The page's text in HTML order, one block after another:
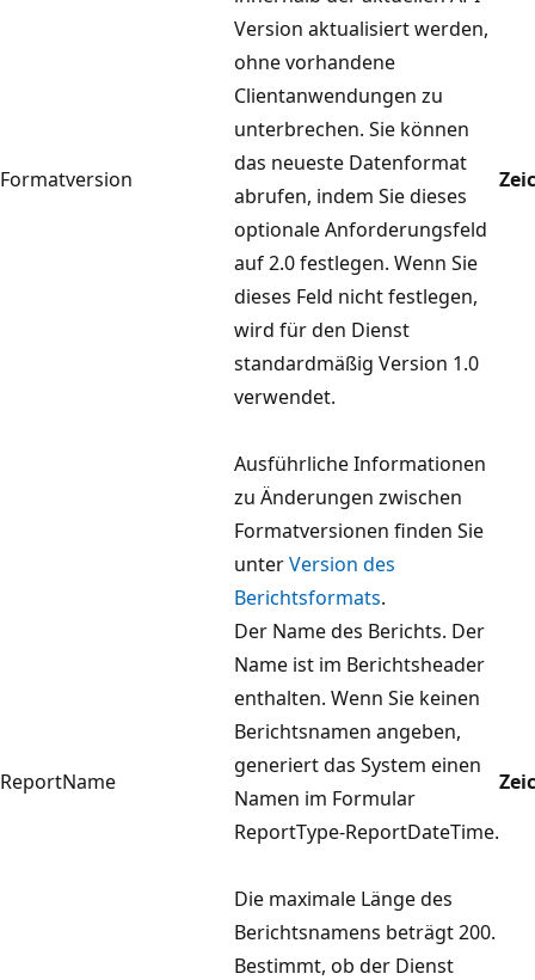
Formatversion
Version aktualisiert werden,
ohne vorhandene
Clientanwendungen zu
unterbrechen. Sie können
das neueste Datenformat
abrufen, indem Sie dieses
optionale Anforderungsfeld
auf 2.0 festlegen. Wenn Sie
dieses Feld nicht festlegen,
wird für den Dienst
standardmäßig Version 1.0
verwendet.
Ausführliche Informationen
zu Änderungen zwischen
Formatversionen finden Sie
unterVersion des
Berichtsformats.
ReportName
Der Name des Berichts. Der
Name ist im Berichtsheader
enthalten. Wenn Sie keinen
Berichtsnamen angeben,
generiert das System einen
Namen im Formular
ReportType-ReportDateTime.
Die maximale Länge des
Berichtsnamens beträgt 200.
Bestimmt, ob der Dienst